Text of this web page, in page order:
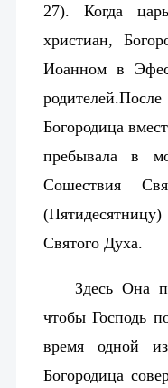
27). Когда
христиан,
Иоанном в
родителей.
Богородица
пребывала в
Сошествия
(Пятидесятницу)
Святого Духа.
Здесь Она
чтобы Господь
время одной
Богородица